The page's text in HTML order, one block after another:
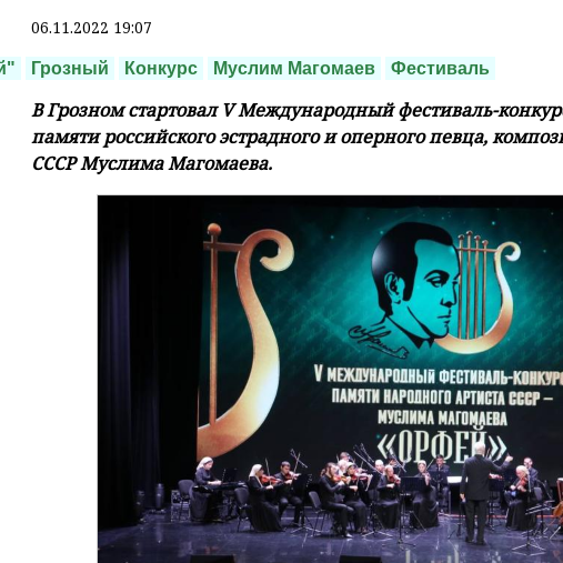
06.11.2022 19:07
Грозный Конкурс Муслим Магомаев Фестиваль
В Грозном стартовал V Международный фестиваль-
памяти российского эстрадного и оперного певца,
СССР Муслима Магомаева.